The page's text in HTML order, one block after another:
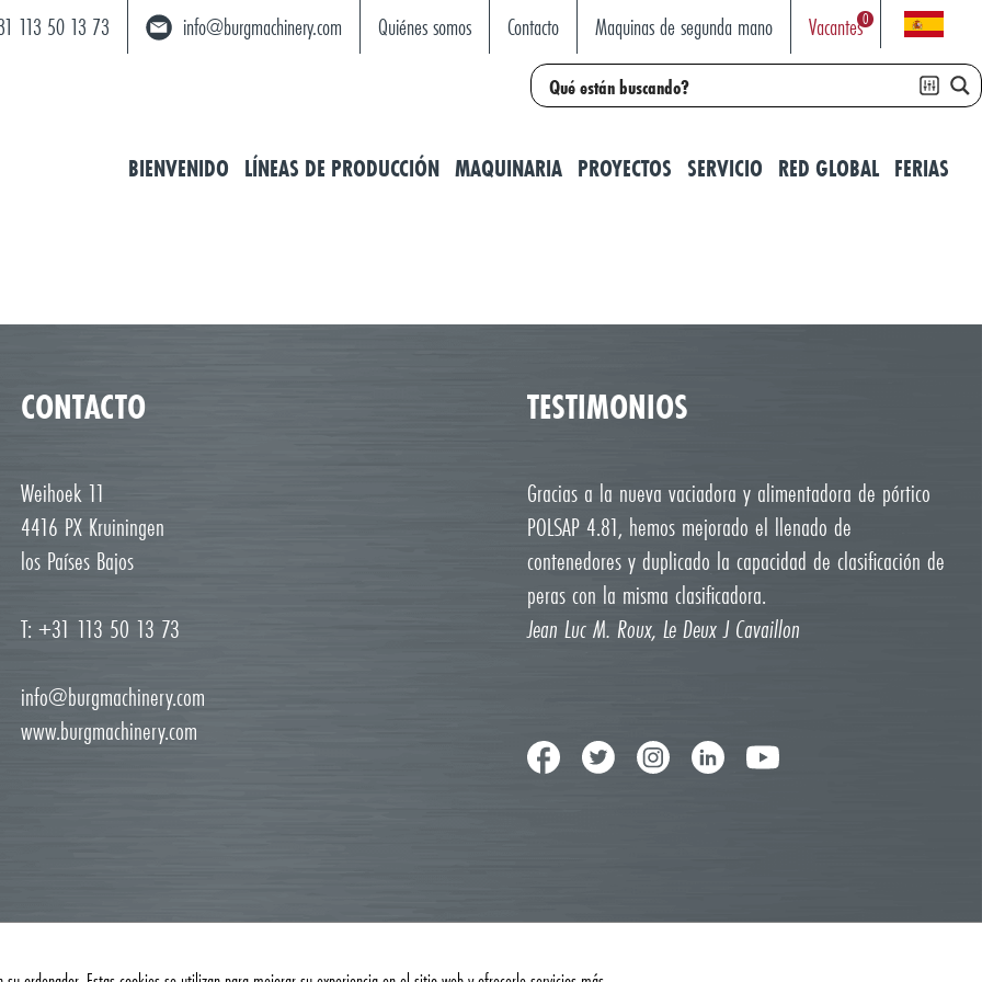
113 50 13 73 info@burgmachinery.com Quiénes somos Contacto Maquinas de segunda mano Vacantes0
BIENVENIDO LÍNEAS DE PRODUCCIÓN MAQUINARIA PROYECTOS SERVICIO RED GLOBAL FERIAS
CONTACTO
Weihoek 11
4416 PX Kruiningen
los Países Bajos
T: +31 113 50 13 73
info@burgmachinery.com
www.burgmachinery.com
TESTIMONIOS
Gracias a la nueva vaciadora y alimentadora de pórtico
POLSAP 4.81, hemos mejorado el llenado de
contenedores y duplicado la capacidad de clasificación de
peras con la misma clasificadora.
Jean Luc M. Roux, Le Deux J Cavaillon